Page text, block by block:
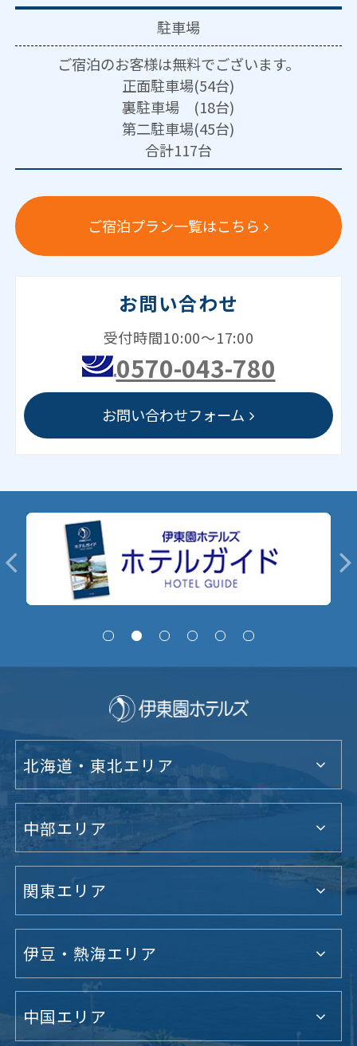
駐車場
ご宿泊のお客様は無料でございます。
正面駐車場(54台)
裏駐車場 (18台)
第二駐車場(45台)
合計117台
ご宿泊プラン一覧はこちら
お問い合わせ
受付時間10:00～17:00
0570-043-780
お問い合わせフォーム
北海道・東北エリア
中部エリア
関東エリア
伊豆・熱海エリア
中国エリア